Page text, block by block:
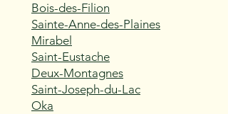
Bois-des-Filion
Sainte-Anne-des-Plaines
Mirabel
Saint-Eustache
Deux-Montagnes
Saint-Joseph-du-Lac
Oka